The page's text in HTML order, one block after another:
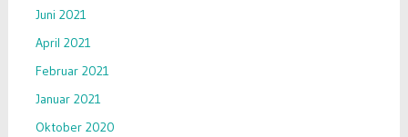
Juni 2021
April 2021
Februar 2021
Januar 2021
Oktober 2020